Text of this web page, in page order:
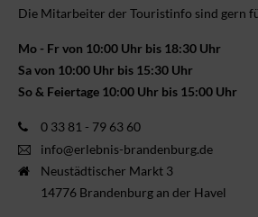
Die Mitarbeiter der Touristinfo sind gern
Mo - Fr von 10:00 Uhr bis 18:30 Uhr
Sa von 10:00 Uhr bis 15:30 Uhr
So & Feiertage 10:00 Uhr bis 15:00 Uhr
0 33 81 - 79 63 60
info@erlebnis-brandenburg.de
Neustädtischer Markt 3
14776 Brandenburg an der Havel